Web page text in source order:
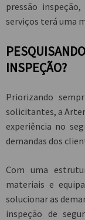
pressão inspeção,
serviços terá uma
PESQUISANDO SOBRE VASOS DE PRESSÃO
INSPEÇÃO?
Priorizando
solicitantes, a
experiência no
demandas dos
Com uma
materiais e
solucionar as
inspeção de